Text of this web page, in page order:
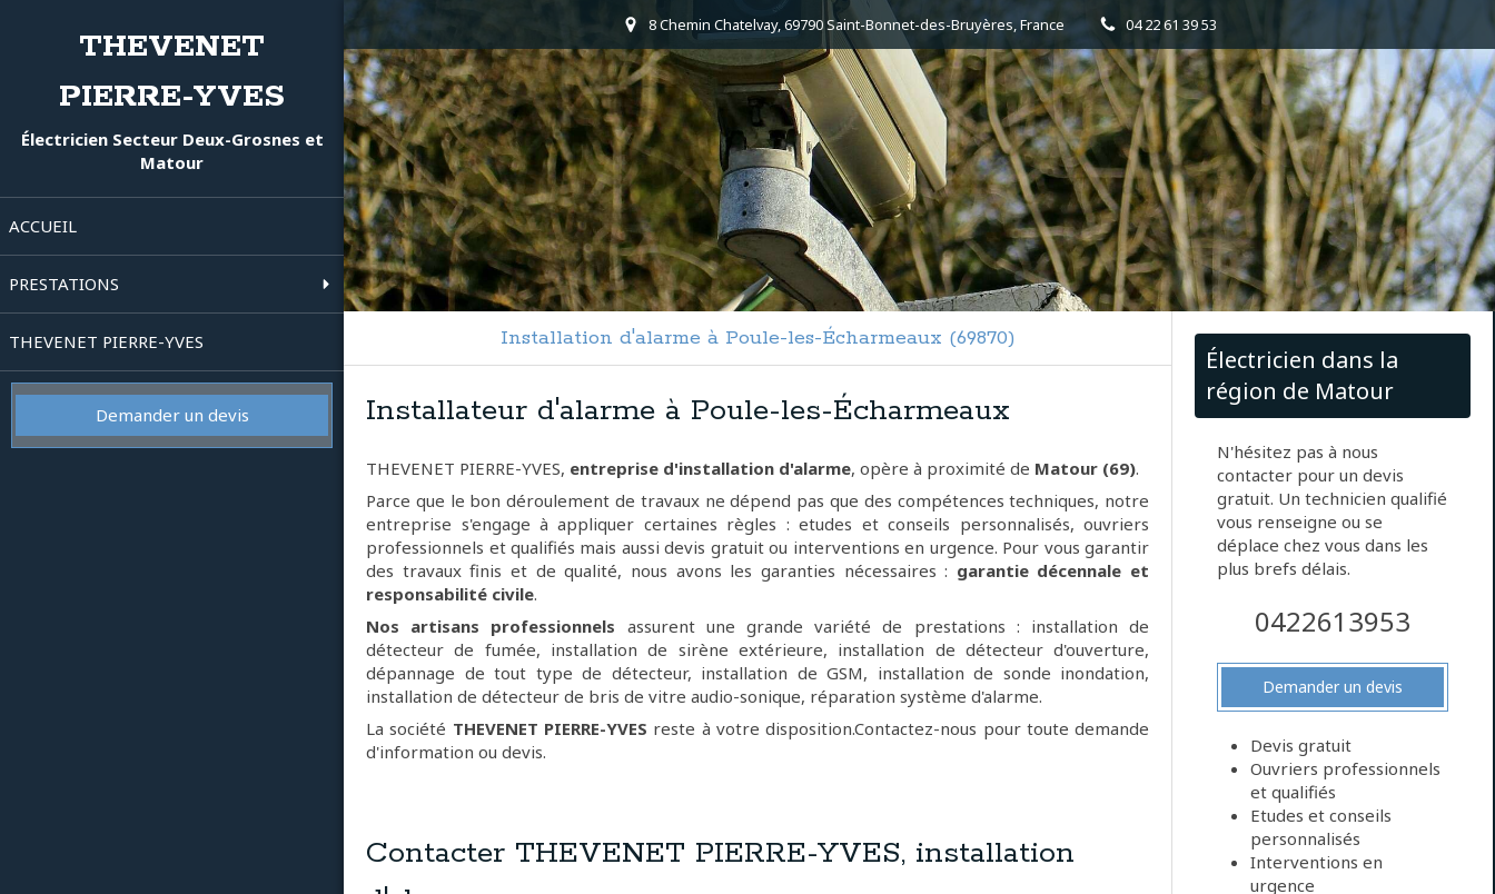
THEVENET
PIERRE-YVES
Électricien Secteur Deux-Grosnes et
Matour
ACCUEIL
PRESTATIONS
THEVENET PIERRE-YVES
Demander un devis
8 Chemin Chatelvay, 69790 Saint-Bonnet-des-Bruyères, France 04 22 61 39 53
Installation d'alarme à Poule-les-Écharmeaux (69870)
Installateur d'alarme à Poule-les-Écharmeaux
THEVENET PIERRE-YVES, entreprise d'installation d'alarme, opère à proximité de Matour (69).
Parce que le bon déroulement de travaux ne dépend pas que des compétences techniques, notre
entreprise s'engage à appliquer certaines règles : etudes et conseils personnalisés, ouvriers
professionnels et qualifiés mais aussi devis gratuit ou interventions en urgence. Pour vous garantir
des travaux finis et de qualité, nous avons les garanties nécessaires : garantie décennale et
responsabilité civile.
Nos artisans professionnels assurent une grande variété de prestations : installation de
détecteur de fumée, installation de sirène extérieure, installation de détecteur d'ouverture,
dépannage de tout type de détecteur, installation de GSM, installation de sonde inondation,
installation de détecteur de bris de vitre audio-sonique, réparation système d'alarme.
La société THEVENET PIERRE-YVES reste à votre disposition.Contactez-nous pour toute demande
d'information ou devis.
Contacter THEVENET PIERRE-YVES, installation
Électricien dans la
région de Matour
N'hésitez pas à nous
contacter pour un devis
gratuit. Un technicien qualifié
vous renseigne ou se
déplace chez vous dans les
plus brefs délais.
0422613953
Demander un devis
Devis gratuit
Ouvriers professionnels
et qualifiés
Etudes et conseils
personnalisés
Interventions en
urgence